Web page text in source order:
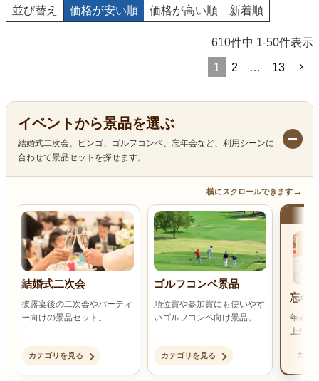
並び替え 価格が安い順 価格が高い順 新着順
610件中 1-50件表示
1
2 … 13
イベントから景品を選ぶ
結婚式二次会、ビンゴ、ゴルフコンペ、忘年会など、利用シーンに
合わせて景品セットを探せます。
横にスクロールできます→
結婚式二次会
披露宴後の二次会やパーティ
ー向けの景品セット。
カテゴリを見る
ゴルフコンペ景品
順位賞や参加賞にも使いやす
いゴルフコンペ向け景品。
カテゴリを見る
忘年
年末の
上がる
カテ